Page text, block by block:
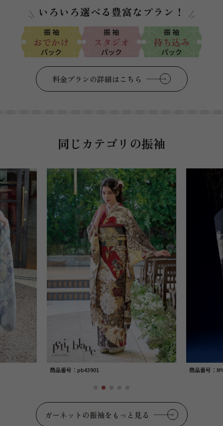
いろいろ選べる豊富なプラン！
振 袖
おでかけ
パック
振 袖
スタジオ
パック
振 袖
持ち込み
パック
料金プランの詳細はこちら
同じカテゴリの振袖
商品番号：pb43901 商品番号：
ガーネットの振袖をもっと見る